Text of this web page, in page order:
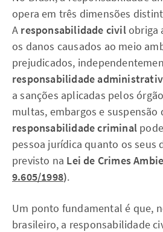
opera em três dimensões
A responsabilidade civilobriga
os danos causados ao meio
prejudicados,
responsabilidade
a sanções aplicadas pelos
multas, embargos e suspensão
responsabilidade criminal
pessoa jurídica quanto os seus
previsto na Lei de Crimes
9.605/1998).
Um ponto fundamental é que,
brasileiro, a responsabilidade